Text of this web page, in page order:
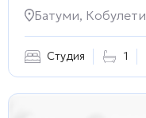
Батуми, Кобулети
Студия 1